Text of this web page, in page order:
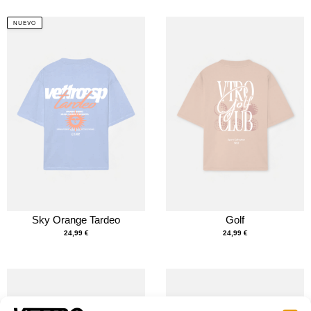
NUEVO
Sky Orange Tardeo
24,99 €
Golf
24,99 €